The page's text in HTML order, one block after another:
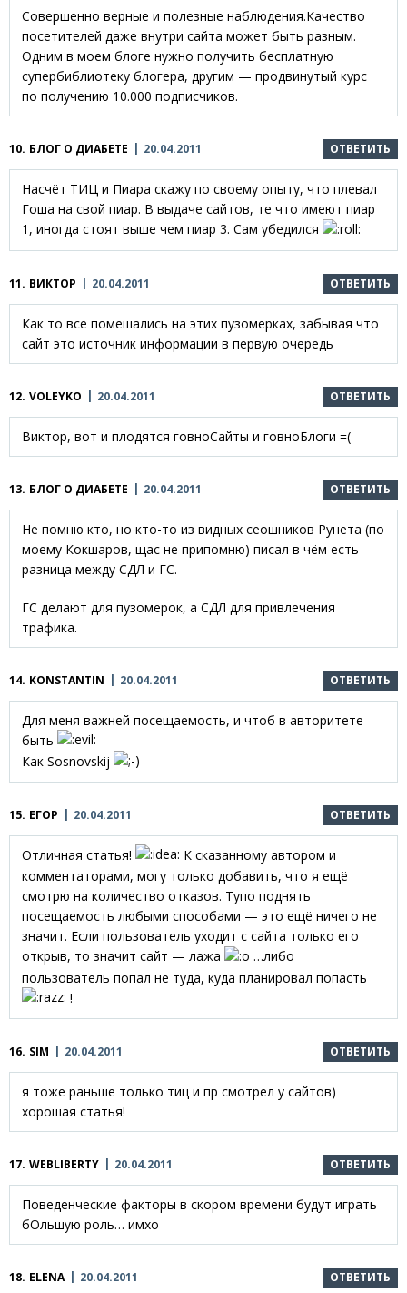
Совершенно верные и полезные наблюдения.Качество
посетителей даже внутри сайта может быть разным.
Одним в моем блоге нужно получить бесплатную
супербиблиотеку блогера, другим — продвинутый курс
по получению 10.000 подписчиков.
10. БЛОГ О ДИАБЕТЕ 20.04.2011 ОТВЕТИТЬ
Насчёт ТИЦ и Пиара скажу по своему опыту, что плевал
Гоша на свой пиар. В выдаче сайтов, те что имеют пиар
1, иногда стоят выше чем пиар 3. Сам убедился
11. ВИКТОР 20.04.2011 ОТВЕТИТЬ
Как то все помешались на этих пузомерках, забывая что
сайт это источник информации в первую очередь
12. VOLEYKO 20.04.2011 ОТВЕТИТЬ
Виктор, вот и плодятся говноСайты и говноБлоги =(
13. БЛОГ О ДИАБЕТЕ 20.04.2011 ОТВЕТИТЬ
Не помню кто, но кто-то из видных сеошников Рунета (по
моему Кокшаров, щас не припомню) писал в чём есть
разница между СДЛ и ГС.
ГС делают для пузомерок, а СДЛ для привлечения
трафика.
14. KONSTANTIN 20.04.2011 ОТВЕТИТЬ
Для меня важней посещаемость, и чтоб в авторитете
быть
Как Sosnovskij
15. ЕГОР 20.04.2011 ОТВЕТИТЬ
Отличная статья!
К сказанному автором и
комментаторами, могу только добавить, что я ещё
смотрю на количество отказов. Тупо поднять
посещаемость любыми способами — это ещё ничего не
значит. Если пользователь уходит с сайта только его
открыв, то значит сайт — лажа
…либо
пользователь попал не туда, куда планировал попасть
!
16. SIM 20.04.2011 ОТВЕТИТЬ
я тоже раньше только тиц и пр смотрел у сайтов)
хорошая статья!
17. WEBLIBERTY 20.04.2011 ОТВЕТИТЬ
Поведенческие факторы в скором времени будут играть
бОльшую роль… имхо
18. ELENA 20.04.2011 ОТВЕТИТЬ